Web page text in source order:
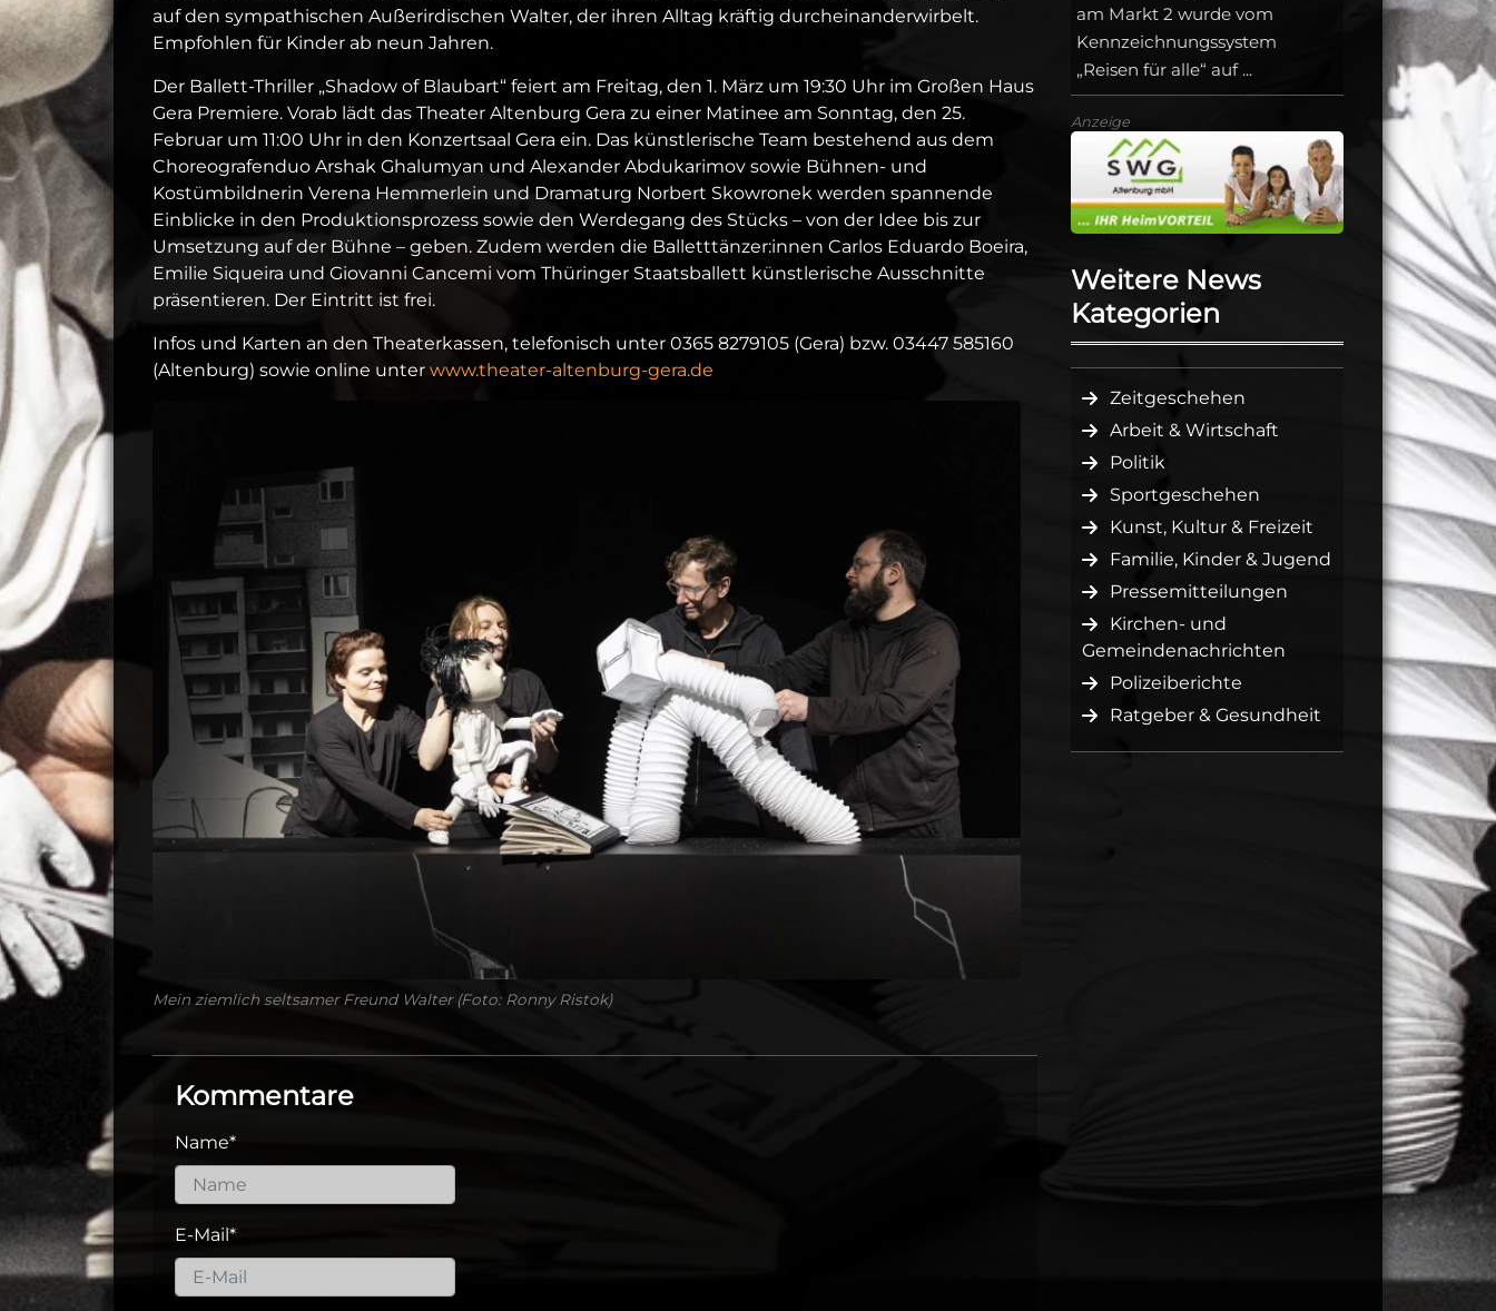
auf den sympathischen Außerirdischen Walter, der ihren Alltag kräftig durcheinanderwirbelt.
Empfohlen für Kinder ab neun Jahren.
Der Ballett-Thriller „Shadow of Blaubart“ feiert am Freitag, den 1. März um 19:30 Uhr im Großen Haus
Gera Premiere. Vorab lädt das Theater Altenburg Gera zu einer Matinee am Sonntag, den 25.
Februar um 11:00 Uhr in den Konzertsaal Gera ein. Das künstlerische Team bestehend aus dem
Choreografenduo Arshak Ghalumyan und Alexander Abdukarimov sowie Bühnen- und
Kostümbildnerin Verena Hemmerlein und Dramaturg Norbert Skowronek werden spannende
Einblicke in den Produktionsprozess sowie den Werdegang des Stücks – von der Idee bis zur
Umsetzung auf der Bühne – geben. Zudem werden die Balletttänzer:innen Carlos Eduardo Boeira,
Emilie Siqueira und Giovanni Cancemi vom Thüringer Staatsballett künstlerische Ausschnitte
präsentieren. Der Eintritt ist frei.
Infos und Karten an den Theaterkassen, telefonisch unter 0365 8279105 (Gera) bzw. 03447 585160
(Altenburg) sowie online unter www.theater-altenburg-gera.de
Mein ziemlich seltsamer Freund Walter (Foto: Ronny Ristok)
Kommentare
Name*
E-Mail *
am Markt 2 wurde vom
Kennzeichnungssystem
„Reisen für alle“ auf ...
Anzeige
Weitere News
Kategorien
Zeitgeschehen
Arbeit & Wirtschaft
Politik
Sportgeschehen
Kunst, Kultur & Freizeit
Familie, Kinder & Jugend
Pressemitteilungen
Kirchen- und
Gemeindenachrichten
Polizeiberichte
Ratgeber & Gesundheit